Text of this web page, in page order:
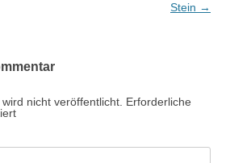
Stein →
nicht veröffentlicht. Erforderliche